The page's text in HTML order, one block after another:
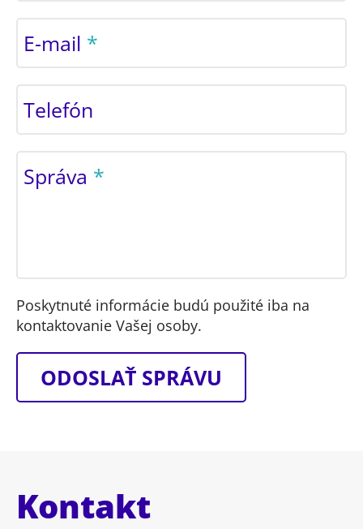
E-mail
Telefón
Správa
Poskytnuté informácie budú použité iba na
kontaktovanie Vašej osoby.
ODOSLAŤ SPRÁVU
Kontakt